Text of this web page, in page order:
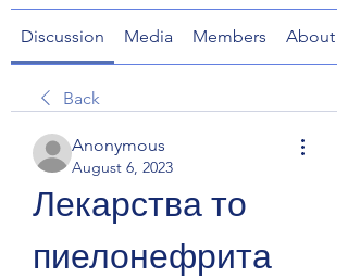
Discussion Media Members About
Back
Anonymous
August 6, 2023
Лекарства то
пиелонефрита